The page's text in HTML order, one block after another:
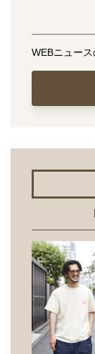
WEBニュー